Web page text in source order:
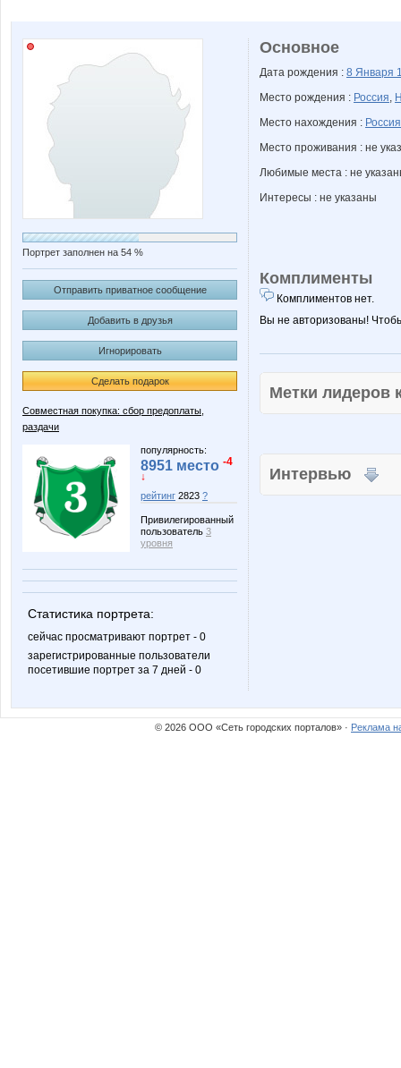
Портрет заполнен на 54 %
Отправить приватное сообщение
Добавить в друзья
Игнорировать
Сделать подарок
Совместная покупка: сбор предоплаты,
раздачи
популярность:
8951 место -4
↓
рейтинг 2823 ?
Привилегированный
пользователь 3
уровня
Статистика портрета:
сейчас просматривают портрет - 0
зарегистрированные пользователи
посетившие портрет за 7 дней - 0
Основное
Дата рождения : 8 Января
Место рождения : Россия,
Место нахождения : Россия
Место проживания : не
Любимые места : не
Интересы : не указаны
Комплименты
Комплиментов нет.
Вы не авторизованы!
Метки
Интервью
© 2026 ООО «Сеть городских порталов» · Реклама